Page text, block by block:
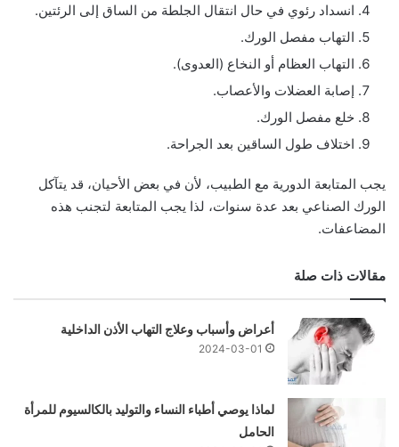
انسداد رئوي في حال انتقال الجلطة من الساق إلى الرئتين.
التهاب مفصل الورك.
التهاب العظام أو النخاع (العدوى).
إصابة العضلات والأعصاب.
خلع مفصل الورك.
اختلاف طول الساقين بعد الجراحة.
يجب المتابعة الدورية مع الطبيب، لأن في بعض الأحيان، قد يتآكل
الورك الصناعي بعد عدة سنوات، لذا يجب المتابعة لتجنب هذه
المضاعفات.
مقالات ذات صلة
أعراض وأسباب وعلاج التهاب الأذن الداخلية
2024-03-01
لماذا يوصي أطباء النساء والتوليد بالكالسيوم للمرأة
الحامل